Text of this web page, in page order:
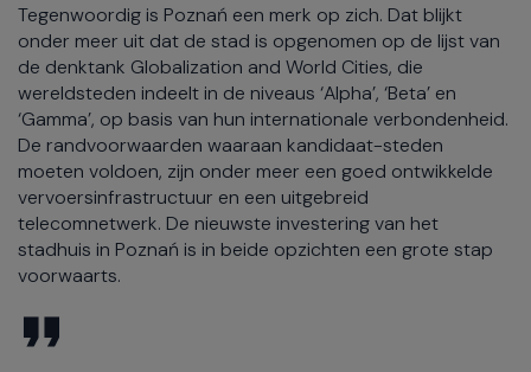
Tegenwoordig is Poznań een merk op zich. Dat blijkt
onder meer uit dat de stad is opgenomen op de lijst van
de denktank Globalization and World Cities, die
wereldsteden indeelt in de niveaus ‘Alpha’, ‘Beta’ en
‘Gamma’, op basis van hun internationale verbondenheid.
De randvoorwaarden waaraan kandidaat-steden
moeten voldoen, zijn onder meer een goed ontwikkelde
vervoersinfrastructuur en een uitgebreid
telecomnetwerk. De nieuwste investering van het
stadhuis in Poznań is in beide opzichten een grote stap
voorwaarts.